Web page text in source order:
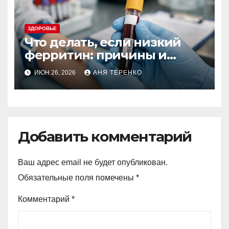
ЗДОРОВЬЕ
Что делать, если низкий
ферритин: причины и
действия
ИЮН 26, 2026 АНЯ ТЕРЕНКО
Добавить комментарий
Ваш адрес email не будет опубликован.
Обязательные поля помечены *
Комментарий *